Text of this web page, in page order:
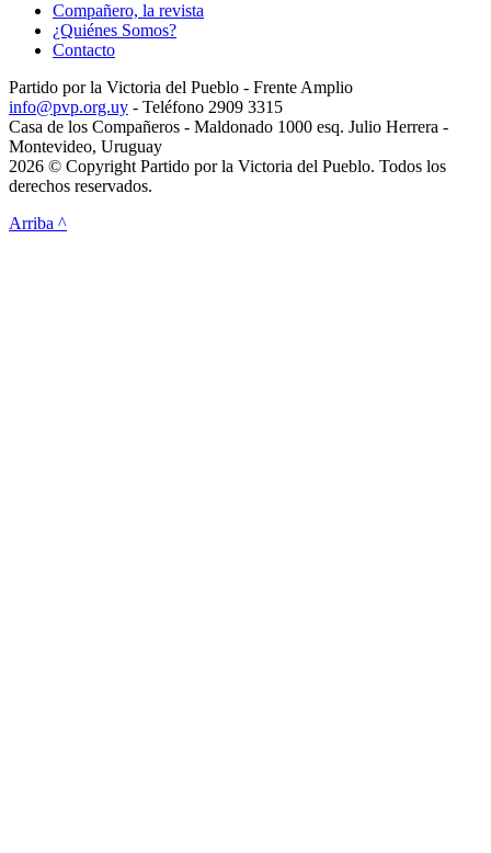
Compañero, la revista
¿Quiénes Somos?
Contacto
Partido por la Victoria del Pueblo - Frente Amplio
info@pvp.org.uy - Teléfono 2909 3315
Casa de los Compañeros - Maldonado 1000 esq. Julio Herrera -
Montevideo, Uruguay
2026 © Copyright Partido por la Victoria del Pueblo. Todos los
derechos reservados.
Arriba ^